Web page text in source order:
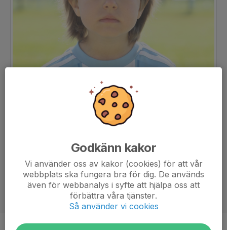
Godkänn kakor
Vi använder oss av kakor (cookies) för att vår
webbplats ska fungera bra för dig. De används
även för webbanalys i syfte att hjälpa oss att
förbättra våra tjänster.
Så använder vi cookies